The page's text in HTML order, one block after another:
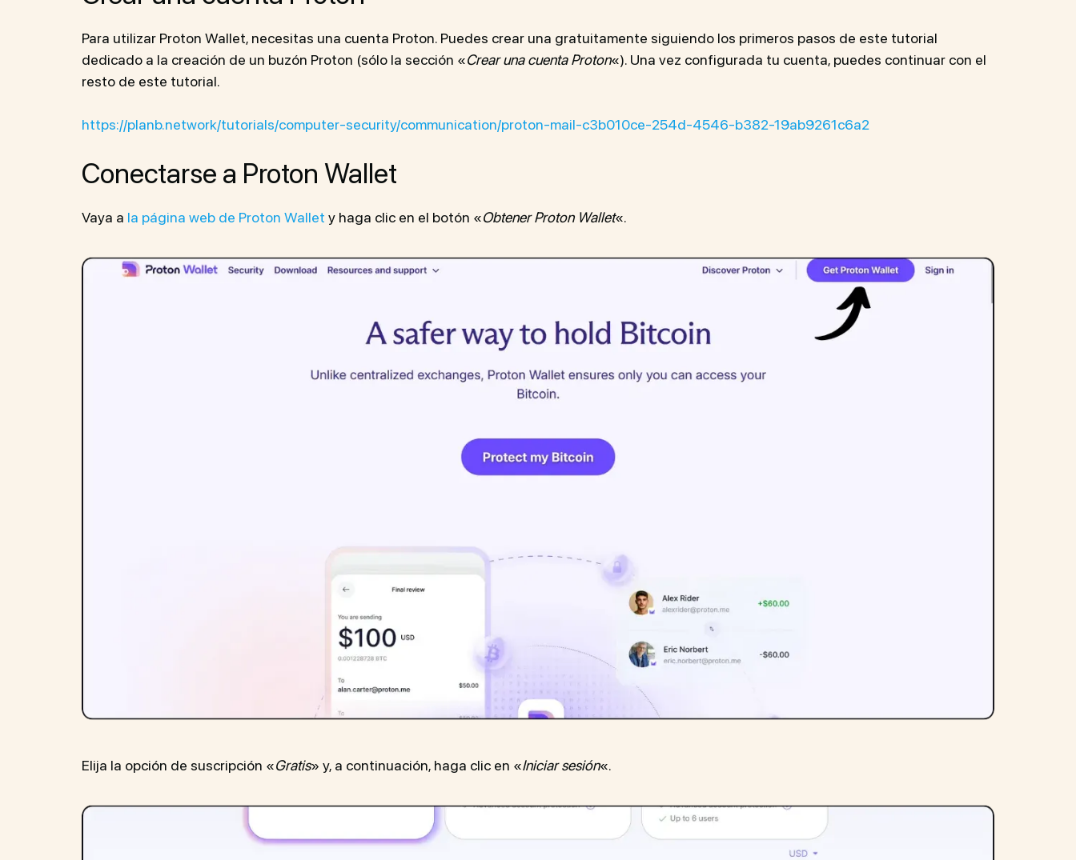
Para utilizar Proton Wallet, necesitas una cuenta Proton. Puedes crear una gratuitamente siguiendo los primeros pasos de este tutorial
dedicado a la creación de un buzón Proton (sólo la sección «Crear una cuenta Proton«). Una vez configurada tu cuenta, puedes continuar con el
resto de este tutorial.
https://planb.network/tutorials/computer-security/communication/proton-mail-c3b010ce-254d-4546-b382-19ab9261c6a2
Conectarse a Proton Wallet
Vaya a la página web de Proton Wallet y haga clic en el botón «Obtener Proton Wallet«.
Elija la opción de suscripción «Gratis» y, a continuación, haga clic en «Iniciar sesión«.